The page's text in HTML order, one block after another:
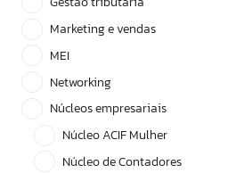
Marketing e vendas
MEI
Networking
Núcleos empresariais
Núcleo ACIF Mulher
Núcleo de Contadores